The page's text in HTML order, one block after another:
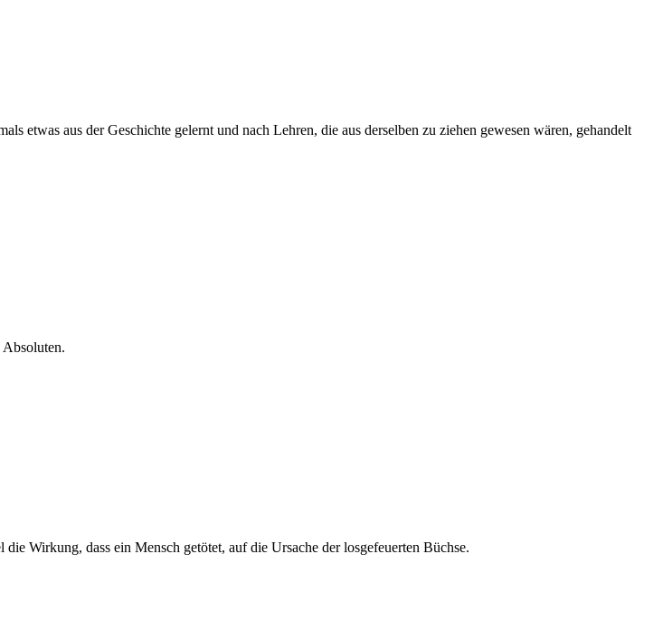
etwas aus der Geschichte gelernt und nach Lehren, die aus derselben zu ziehen gewesen wären, gehandelt
Absoluten.
Wirkung, dass ein Mensch getötet, auf die Ursache der losgefeuerten Büchse.